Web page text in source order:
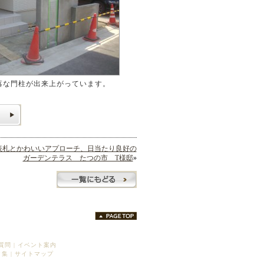
門柱が出来上がっています。
とかわいいアプローチ、日当たり良好の
ガーデンテラス たつの市 T様邸»
問 | イベント案内
集 | サイトマップ